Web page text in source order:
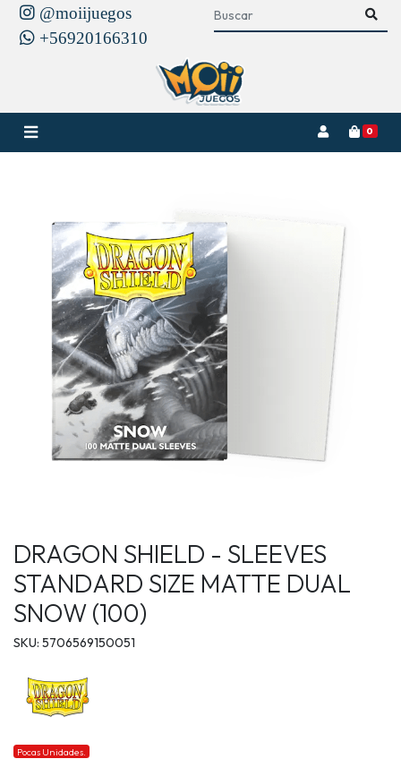
@moiijuegos
+56920166310
0
DRAGON SHIELD - SLEEVES
STANDARD SIZE MATTE DUAL
SNOW (100)
SKU: 5706569150051
Pocas Unidades.